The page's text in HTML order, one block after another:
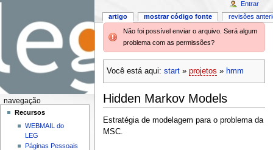
Não foi possível enviar o arquivo. Será algum
problema com as permissões?
Você está aqui: start» projetos » hmm
Hidden Markov Models
Estratégia de modelagem para o problema da
MSC.
artigo mostrar código fonte revisões
Entrar
navegação
Recursos
WEBMAIL do
LEG
Páginas Pessoais